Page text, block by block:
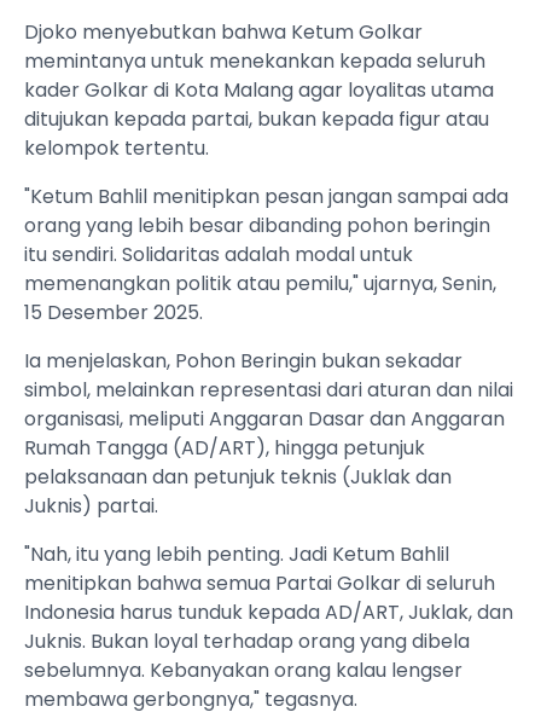
Djoko menyebutkan bahwa Ketum Golkar
memintanya untuk menekankan kepada seluruh
kader Golkar di Kota Malang agar loyalitas utama
ditujukan kepada partai, bukan kepada figur atau
kelompok tertentu.
"Ketum Bahlil menitipkan pesan jangan sampai ada
orang yang lebih besar dibanding pohon beringin
itu sendiri. Solidaritas adalah modal untuk
memenangkan politik atau pemilu," ujarnya, Senin,
15 Desember 2025.
Ia menjelaskan, Pohon Beringin bukan sekadar
simbol, melainkan representasi dari aturan dan nilai
organisasi, meliputi Anggaran Dasar dan Anggaran
Rumah Tangga (AD/ART), hingga petunjuk
pelaksanaan dan petunjuk teknis (Juklak dan
Juknis) partai.
"Nah, itu yang lebih penting. Jadi Ketum Bahlil
menitipkan bahwa semua Partai Golkar di seluruh
Indonesia harus tunduk kepada AD/ART, Juklak, dan
Juknis. Bukan loyal terhadap orang yang dibela
sebelumnya. Kebanyakan orang kalau lengser
membawa gerbongnya," tegasnya.